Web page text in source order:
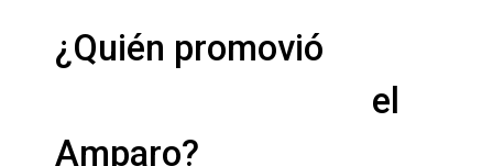
¿Quién promovió
                                    el
Amparo?